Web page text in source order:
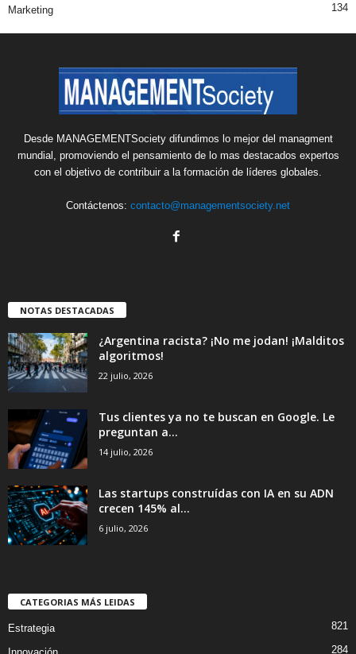
Marketing 134
Desde MANAGEMENTSociety difundimos lo mejor del managment
mundial, promoviendo el pensamiento de lo mas destacados expertos
con el objetivo de contribuir a la formación de líderes globales.
Contáctenos: contacto@managementsociety.net
NOTAS DESTACADAS
¿Argentina racista? ¡No me jodan! ¡Malditos
algoritmos!
22 julio, 2026
Tus clientes ya no te buscan en Google. Le
preguntan a...
14 julio, 2026
Las startups construídas con IA en su ADN
crecen 145% al...
6 julio, 2026
CATEGORIAS MÁS LEIDAS
Estrategia 821
284